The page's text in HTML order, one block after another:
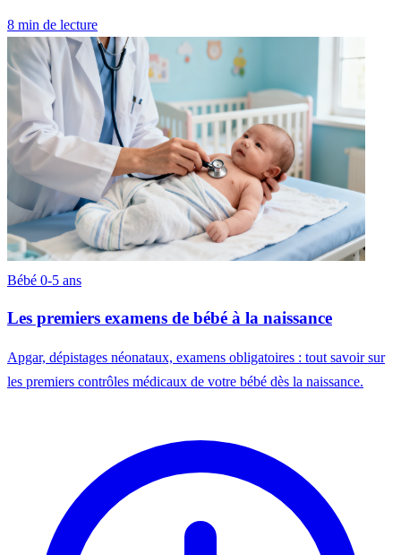
8 min de lecture
Bébé 0-5 ans
Les premiers examens de bébé à la naissance
Apgar, dépistages néonataux, examens obligatoires : tout savoir sur
les premiers contrôles médicaux de votre bébé dès la naissance.